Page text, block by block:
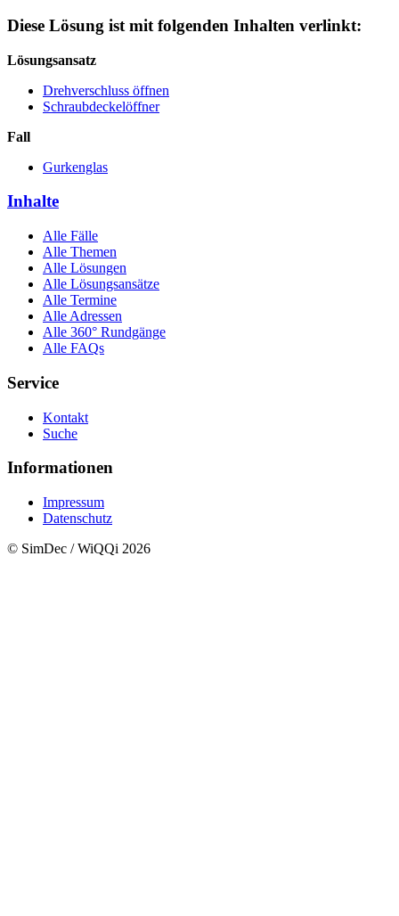
Diese Lösung ist mit folgenden Inhalten verlinkt:
Lösungsansatz
Drehverschluss öffnen
Schraubdeckelöffner
Fall
Gurkenglas
Inhalte
Alle Fälle
Alle Themen
Alle Lösungen
Alle Lösungsansätze
Alle Termine
Alle Adressen
Alle 360° Rundgänge
Alle FAQs
Service
Kontakt
Suche
Informationen
Impressum
Datenschutz
© SimDec / WiQQi 2026